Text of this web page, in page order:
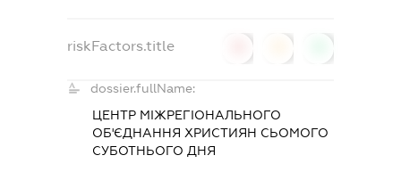
riskFactors.title
dossier.fullName:
ЦЕНТР МІЖРЕГІОНАЛЬНОГО
ОБ'ЄДНАННЯ ХРИСТИЯН СЬОМОГО
СУБОТНЬОГО ДНЯ